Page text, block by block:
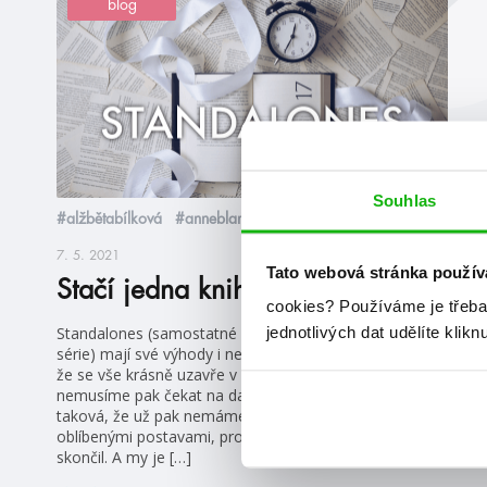
Souhlas
Tato webová stránka
cookies? Používáme je
jednotlivých dat udělíte
blog
#alžbětabílková #anneblankman
7. 5. 2021
Stačí jedna kniha?
Standalones (samostatné knihy, co nejsou součástí
série) mají své výhody i nevýhody. Výhody jsou takové,
že se vše krásně uzavře v rámci jedné knihy a
nemusíme pak čekat na další díly. Největší nevýhoda je
taková, že už pak nemáme šanci se znovu setkat s
oblíbenými postavami, protože jejich knižní příběh už
skončil. A my je […]